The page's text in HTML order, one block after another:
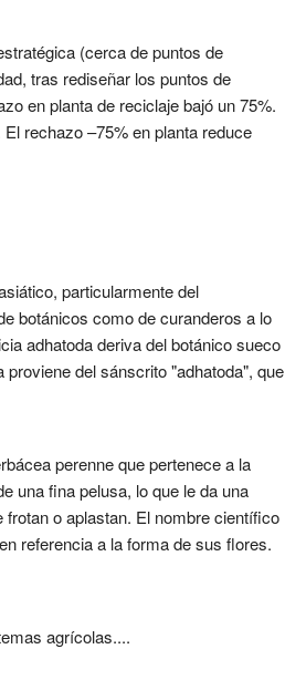
(cerca de puntos de
tras rediseñar los puntos de
en planta de reciclaje bajó un 75%.
rechazo –75% en planta reduce
particularmente del
botánicos como de curanderos a lo
adhatoda deriva del botánico sueco
del sánscrito "adhatoda", que
perenne que pertenece a la
una fina pelusa, lo que le da una
o aplastan. El nombre científico
referencia a la forma de sus flores.
agrícolas....